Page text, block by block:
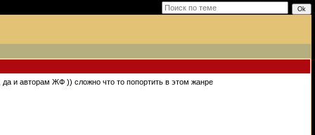
да и авторам ЖФ )) сложно что то попортить в этом жанре